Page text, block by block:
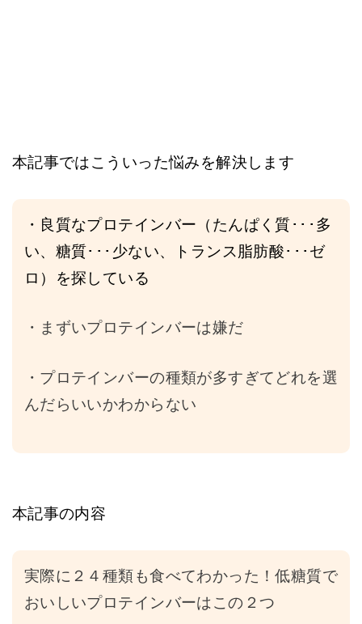
本記事ではこういった悩みを解決します
・良質なプロテインバー（たんぱく質･･･多
い、糖質･･･少ない、トランス脂肪酸･･･ゼ
ロ）を探している
・まずいプロテインバーは嫌だ
・プロテインバーの種類が多すぎてどれを選
んだらいいかわからない
本記事の内容
実際に２４種類も食べてわかった！低糖質で
おいしいプロテインバーはこの２ つ